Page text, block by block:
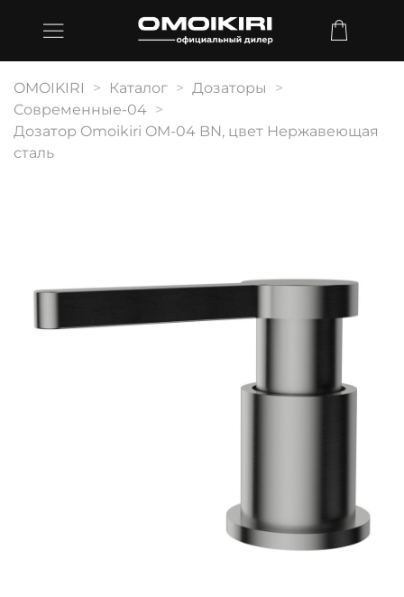
OMOIKIRI Каталог
Дозаторы
Современные-04
Дозатор Omoikiri OM-04 BN, цвет Нержавеющая
сталь